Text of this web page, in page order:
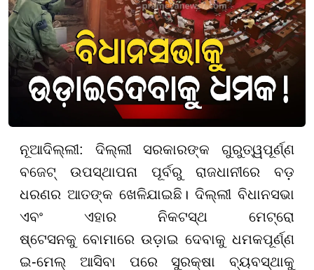
ନୂଆଦିଲ୍ଲୀ: ଦିଲ୍ଲୀ ସରକାରଙ୍କ ଗୁରୁତ୍ୱପୂର୍ଣ୍ଣ
ବଜେଟ୍ ଉପସ୍ଥାପନା ପୂର୍ବରୁ ରାଜଧାନୀରେ ବଡ଼
ଧରଣର ଆତଙ୍କ ଖେଳିଯାଇଛି। ଦିଲ୍ଲୀ ବିଧାନସଭା
ଏବଂ ଏହାର ନିକଟସ୍ଥ ମେଟ୍ରୋ
ଷ୍ଟେସନକୁ ବୋମାରେ ଉଡ଼ାଇ ଦେବାକୁ ଧମକପୂର୍ଣ୍ଣ
ଇ-ମେଲ୍ ଆସିବା ପରେ ସୁରକ୍ଷା ବ୍ୟବସ୍ଥାକୁ